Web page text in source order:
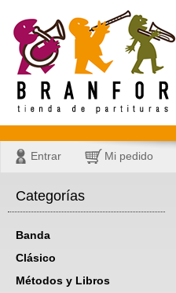
Entrar Mi pedido
Categorías
Banda
Clásico
Métodos y Libros